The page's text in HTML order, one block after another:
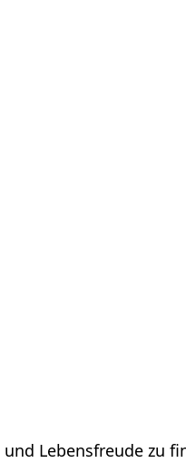
Lebensfreude zu